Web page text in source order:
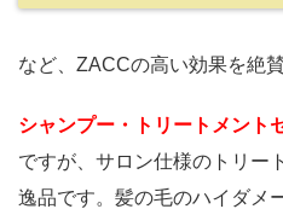
など、ZACCの高い効果を絶
シャンプー・トリートメント
ですが、サロン仕様のトリー
逸品です。髪の毛のハイダメ